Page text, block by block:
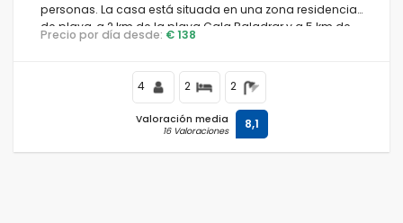
personas. La casa está situada en una zona residencial
de playa, a 2 km de la playa Cala Baladrar y a 5 km de
Moraira.
Precio por día desde: € 138
4 2 2
Valoración media
16 Valoraciones 8,1